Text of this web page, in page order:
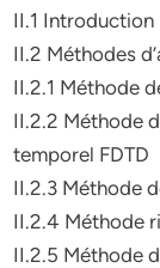
II.1 Introduction
II.2 Méthodes
II.2.1 Méthode
II.2.2 Méthode
temporel FDTD
II.2.3 Méthode
II.2.4 Méthode
II.2.5 Méthode